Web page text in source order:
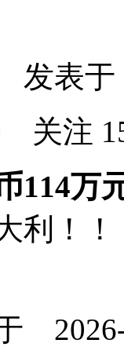
表于
关注
114万
利！！
2026-